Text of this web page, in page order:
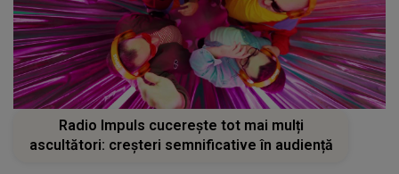
Radio Impuls cucerește tot mai mulți
ascultători: creșteri semnificative în audiență